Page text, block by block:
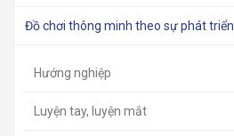
Đồ chơi thông minh theo sự phát triển
Hướng nghiệp
Luyện tay, luyện mắt